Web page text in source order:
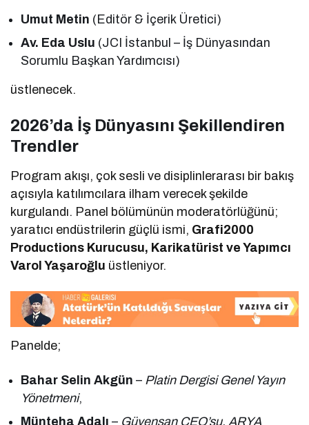
Umut Metin (Editör & İçerik Üretici)
Av. Eda Uslu (JCI İstanbul – İş Dünyasından
Sorumlu Başkan Yardımcısı)
üstlenecek.
2026’da İş Dünyasını Şekillendiren
Trendler
Program akışı, çok sesli ve disiplinlerarası bir bakış
açısıyla katılımcılara ilham verecek şekilde
kurgulandı. Panel bölümünün moderatörlüğünü;
yaratıcı endüstrilerin güçlü ismi, Grafi2000
Productions Kurucusu, Karikatürist ve Yapımcı
Varol Yaşaroğlu üstleniyor.
Panelde;
Bahar Selin Akgün– Platin Dergisi Genel Yayın
Yönetmeni,
Münteha Adalı– Güvensan CEO’su, ARYA